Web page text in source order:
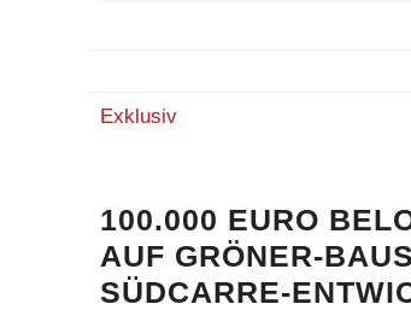
Exklusiv
100.000 EURO
AUF GRÖNER-
SÜDCARRE-